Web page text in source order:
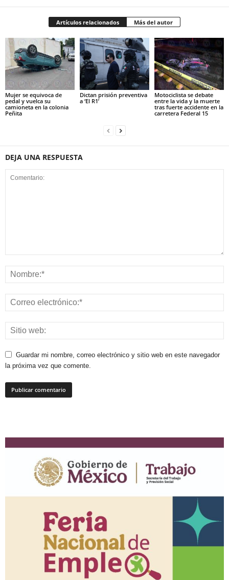
Artículos relacionados Más del autor
Mujer se equivoca de
pedal y vuelca su
camioneta en la colonia
Peñita
Dictan prisión preventiva
a ‘El R1’
Motociclista se debate
entre la vida y la muerte
tras fuerte accidente en la
carretera Federal 15
DEJA UNA RESPUESTA
Guardar mi nombre, correo electrónico y sitio web en este navegador
la próxima vez que comente.